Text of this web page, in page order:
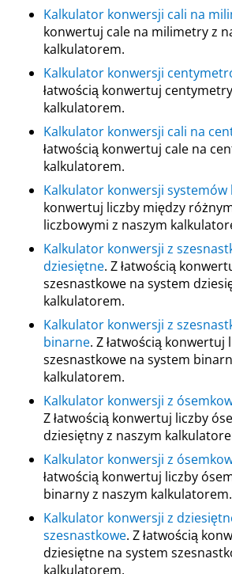
Kalkulator konwersji cali na
konwertuj cale na milimetry z
kalkulatorem.
Kalkulator konwersji
łatwością konwertuj
kalkulatorem.
Kalkulator konwersji cali na
łatwością konwertuj cale na
kalkulatorem.
Kalkulator konwersji systemów
konwertuj liczby między
liczbowymi z naszym
Kalkulator konwersji z
dziesiętne. Z łatwością
szesnastkowe na system
kalkulatorem.
Kalkulator konwersji z
binarne. Z łatwością konwertuj
szesnastkowe na system
kalkulatorem.
Kalkulator konwersji z
Z łatwością konwertuj liczby
dziesiętny z naszym
Kalkulator konwersji z
łatwością konwertuj liczby
binarny z naszym kalkulatorem.
Kalkulator konwersji z
szesnastkowe. Z łatwością
dziesiętne na system
kalkulatorem.